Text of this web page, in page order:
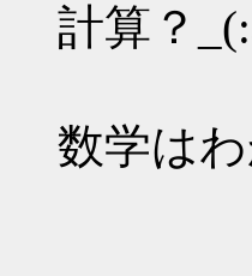
計算？
数学は